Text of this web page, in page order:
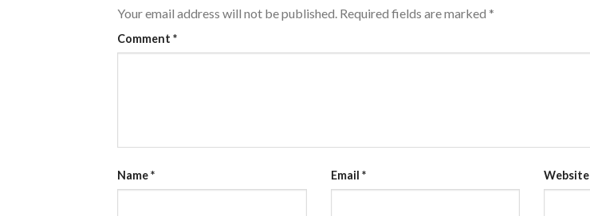
Your email address will not be published. Required fields are marked *
Comment *
Name* Email * Website